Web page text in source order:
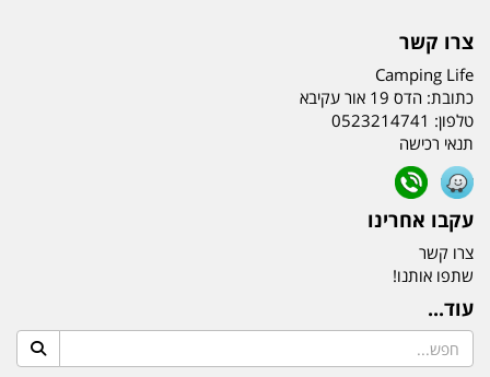
צרו קשר
Camping Life
כתובת: הדס 19 אור עקיבא
טלפון: 0523214741
תנאי רכישה
עקבו אחרינו
צרו קשר
שתפו אותנו!
עוד...